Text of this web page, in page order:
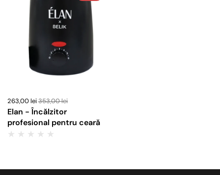
263,00 lei353,00 lei
Elan - Încălzitor
profesional pentru ceară